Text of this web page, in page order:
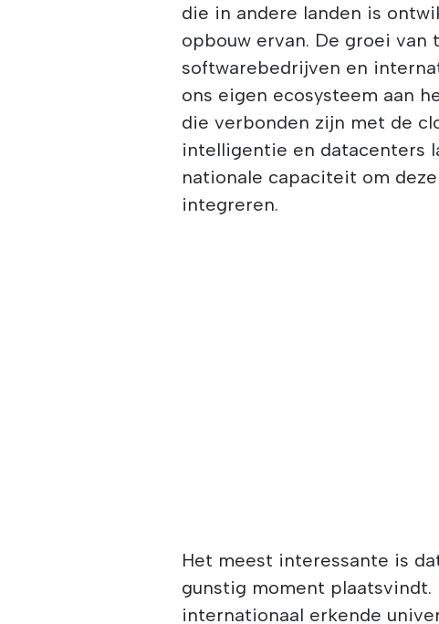
die in andere landen is
opbouw ervan. De groei
softwarebedrijven en
ons eigen ecosysteem aan
die verbonden zijn met de
intelligentie en datacenters
nationale capaciteit om
integreren.
Het meest interessante is
gunstig moment
internationaal erkende